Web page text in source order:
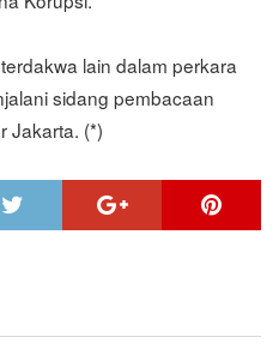
lain dalam perkara
sidang pembacaan
Jakarta. (*)